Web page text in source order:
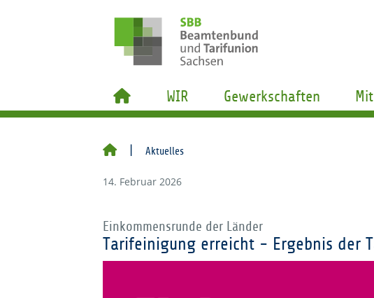
WIR Gewerkschaften
Aktuelles
14. Februar 2026
Einkommensrunde der Länder
Tarifeinigung erreicht - Ergebnis der